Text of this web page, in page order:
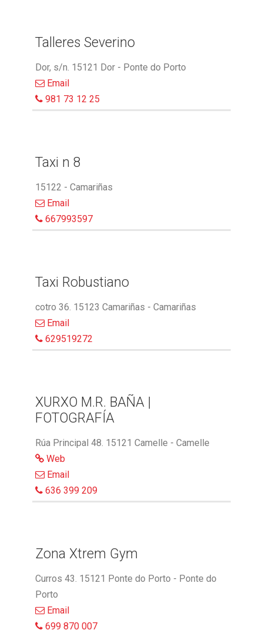
Talleres Severino
Dor, s/n. 15121 Dor - Ponte do Porto
Email
981 73 12 25
Taxi n 8
15122 - Camariñas
Email
667993597
Taxi Robustiano
cotro 36. 15123 Camariñas - Camariñas
Email
629519272
XURXO M.R. BAÑA |
FOTOGRAFÍA
Rúa Principal 48. 15121 Camelle - Camelle
Web
Email
636 399 209
Zona Xtrem Gym
Curros 43. 15121 Ponte do Porto - Ponte do
Porto
Email
699 870 007